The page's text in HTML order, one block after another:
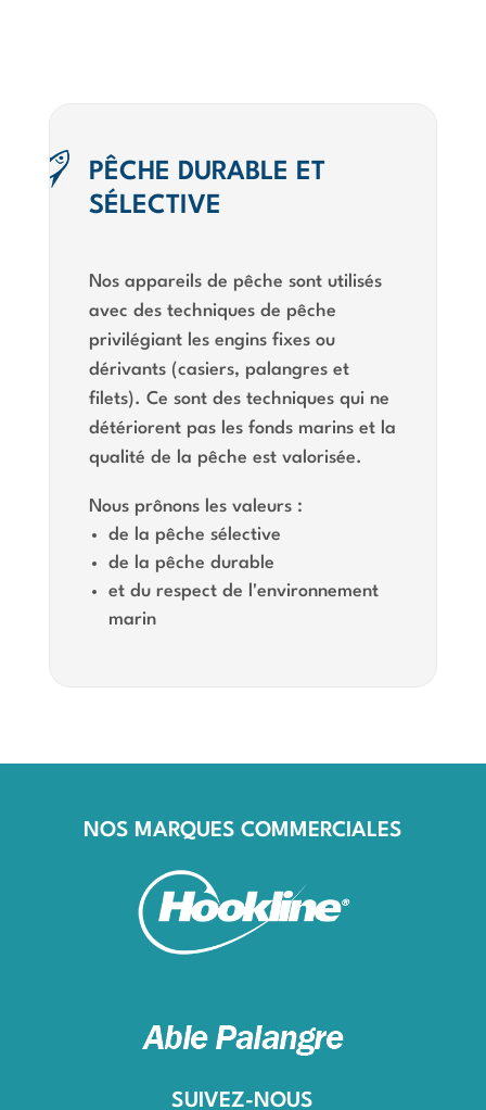
PÊCHE DURABLE ET
SÉLECTIVE
Nos appareils de pêche sont utilisés
avec des techniques de pêche
privilégiant les engins fixes ou
dérivants (casiers, palangres et
filets). Ce sont des techniques qui ne
détériorent pas les fonds marins et la
qualité de la pêche est valorisée.
Nous prônons les valeurs :
de la pêche sélective
de la pêche durable
et du respect de l'environnement
marin
NOS MARQUES COMMERCIALES
SUIVEZ-NOUS